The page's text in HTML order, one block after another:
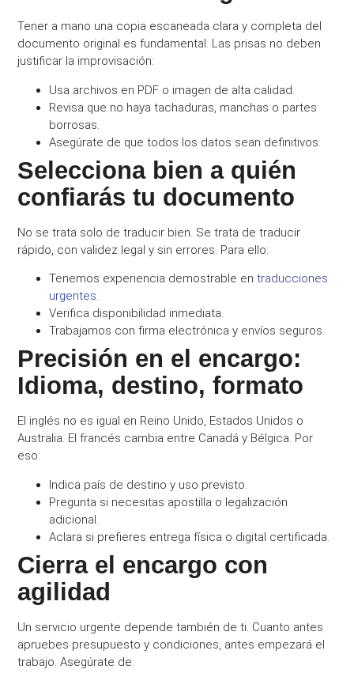
Tener a mano una copia escaneada clara y completa del
documento original es fundamental. Las prisas no deben
justificar la improvisación:
Usa archivos en PDF o imagen de alta calidad.
Revisa que no haya tachaduras, manchas o partes
borrosas.
Asegúrate de que todos los datos sean definitivos.
Selecciona bien a quién
confiarás tu documento
No se trata solo de traducir bien. Se trata de traducir
rápido, con validez legal y sin errores. Para ello:
Tenemos experiencia demostrable en traducciones
urgentes.
Verifica disponibilidad inmediata.
Trabajamos con firma electrónica y envíos seguros.
Precisión en el encargo:
Idioma, destino, formato
El inglés no es igual en Reino Unido, Estados Unidos o
Australia. El francés cambia entre Canadá y Bélgica. Por
eso:
Indica país de destino y uso previsto.
Pregunta si necesitas apostilla o legalización
adicional.
Aclara si prefieres entrega física o digital certificada.
Cierra el encargo con
agilidad
Un servicio urgente depende también de ti. Cuanto antes
apruebes presupuesto y condiciones, antes empezará el
trabajo. Asegúrate de: